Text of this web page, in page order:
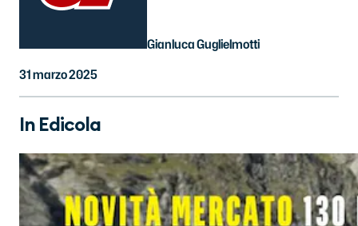
Gianluca Guglielmotti
31 marzo 2025
In Edicola